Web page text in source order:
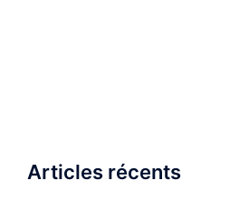
Articles récents